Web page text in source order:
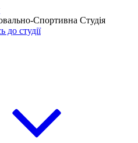
Спортивна Студія
до студії